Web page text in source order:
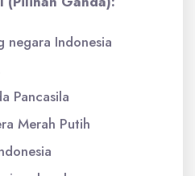
negara Indonesia
Pancasila
Merah Putih